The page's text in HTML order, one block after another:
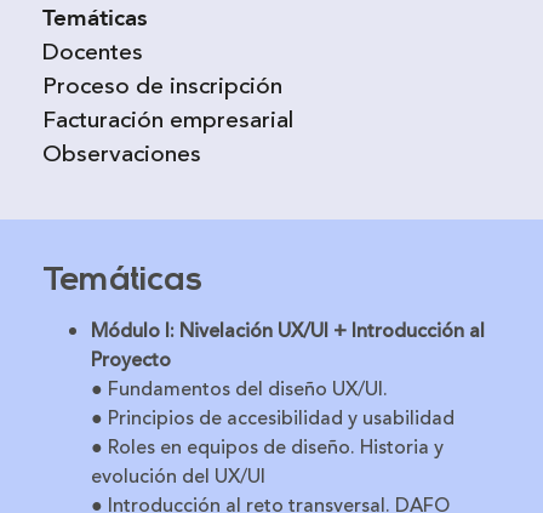
Temáticas
Docentes
Proceso de inscripción
Facturación empresarial
Observaciones
Temáticas
Módulo I: Nivelación UX/UI + Introducción al
Proyecto
● Fundamentos del diseño UX/UI.
● Principios de accesibilidad y usabilidad
● Roles en equipos de diseño. Historia y
evolución del UX/UI
● Introducción al reto transversal. DAFO